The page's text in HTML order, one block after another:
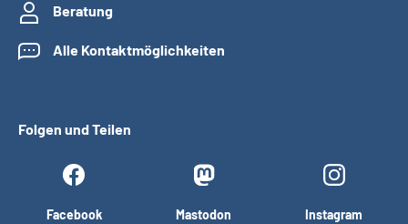
Beratung
Alle Kontaktmöglichkeiten
Folgen und Teilen
Facebook Mastodon Instagram